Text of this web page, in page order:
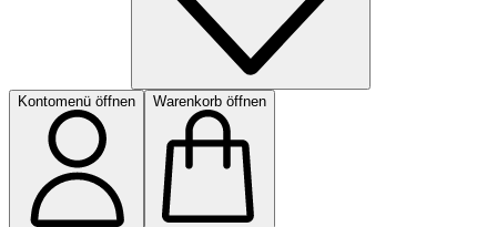
Kontomenü öffnen Warenkorb öffnen